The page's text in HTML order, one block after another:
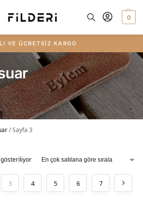
0
VE ÜCRETSİZ KARGO
/Sayfa 3
gösteriliyor
3 4 5 6 7